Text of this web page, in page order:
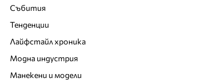
Събития
Тенденции
Лайфстайл хроника
Модна индустрия
Манекени и модели